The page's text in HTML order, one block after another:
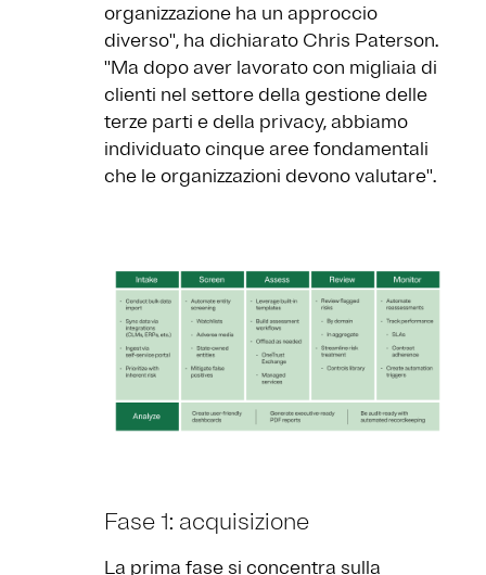
organizzazione ha un approccio
diverso'', ha dichiarato Chris Paterson.
''Ma dopo aver lavorato con migliaia di
clienti nel settore della gestione delle
terze parti e della privacy, abbiamo
individuato cinque aree fondamentali
che le organizzazioni devono valutare''.
Fase 1: acquisizione
La prima fase si concentra sulla